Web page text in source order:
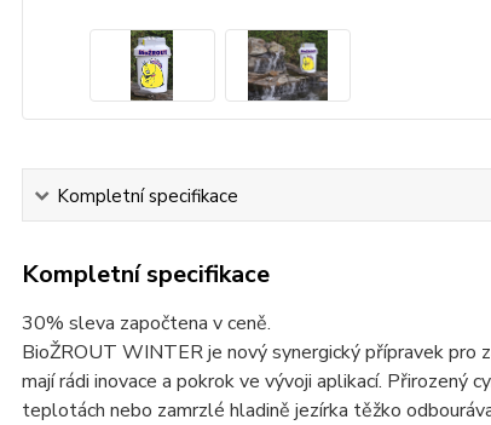
Kompletní specifikace
Kompletní specifikace
30% sleva započtena v ceně.
BioŽROUT WINTER je nový synergický přípravek pro
mají rádi inovace a pokrok ve vývoji aplikací. Přirozený
teplotách nebo zamrzlé hladině jezírka těžko